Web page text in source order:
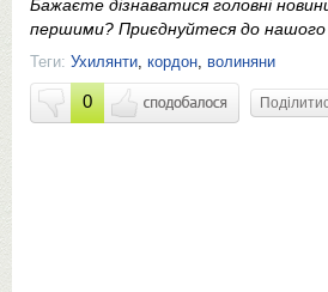
Бажаєте дізнаватися головні
першими? Приєднуйтеся до нашого
Теги: Ухилянти кордон волиняни
0